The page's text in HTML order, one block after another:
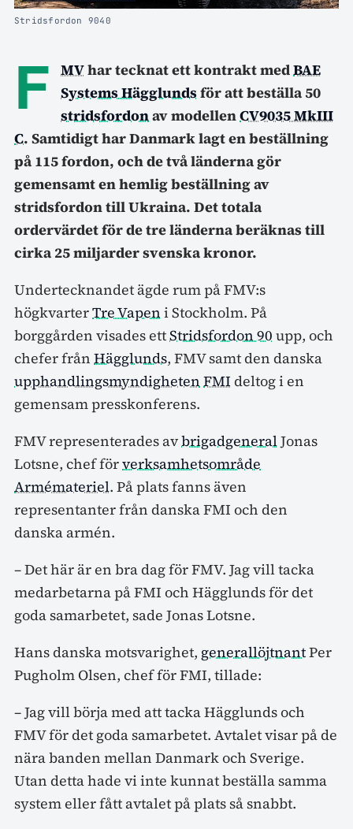
Stridsfordon 9040
F MVhar tecknat ett kontrakt medBAE
Systems Hägglundsför att beställa 50
stridsfordonav modellenCV9035 MkIII
C. Samtidigt har Danmark lagt en beställning
på 115 fordon, och de två länderna gör
gemensamt en hemlig beställning av
stridsfordon till Ukraina. Det totala
ordervärdet för de tre länderna beräknas till
cirka 25 miljarder svenska kronor.
Undertecknandet ägde rum på FMV:s
högkvarterTre Vapen i Stockholm. På
borggården visades ettStridsfordon 90 upp, och
chefer från Hägglunds, FMV samt den danska
upphandlingsmyndigheten FMI deltog i en
gemensam presskonferens.
FMV representerades avbrigadgeneralJonas
Lotsne, chef förverksamhetsområde
Armémateriel. På plats fanns även
representanter från danska FMI och den
danska armén.
– Det här är en bra dag för FMV. Jag vill tacka
medarbetarna på FMI och Hägglunds för det
goda samarbetet, sade Jonas Lotsne.
Hans danska motsvarighet, generallöjtnantPer
Pugholm Olsen, chef för FMI, tillade:
– Jag vill börja med att tacka Hägglunds och
FMV för det goda samarbetet. Avtalet visar på de
nära banden mellan Danmark och Sverige.
Utan detta hade vi inte kunnat beställa samma
system eller fått avtalet på plats så snabbt.